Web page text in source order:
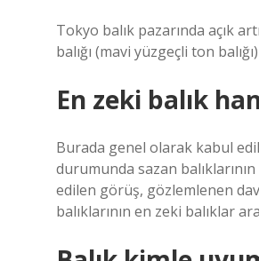
Tokyo balık pazarında açık
balığı (mavi yüzgeçli ton
En zeki balık
Burada genel olarak kabul
durumunda sazan
edilen görüş, gözlemlenen
balıklarının en zeki balıklar